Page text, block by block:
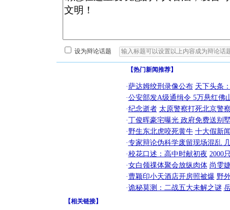
设为辩论话题
【热门新闻推荐】
·萨达姆绞刑录像公布 天下头条
·公安部发A级通缉令 5万悬红佛
·纪念逝者 太原警察打死北京警
·丁俊晖豪宅曝光 政府免费送别
·野生东北虎咬死黄牛 十大假新
·专家辩论伪科学废留现场混乱
·校花口述：高中时献初夜 2000
·女白领祼体聚会放纵肉体 尚雯
·曹颖印小天酒店开房照被爆 野
·诡秘莫测：二战五大未解之谜
【相关链接】